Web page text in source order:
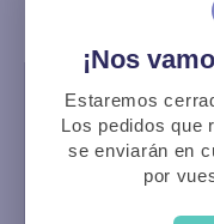
¡Nos
Estaremos
Los pedidos que
se enviarán en
por